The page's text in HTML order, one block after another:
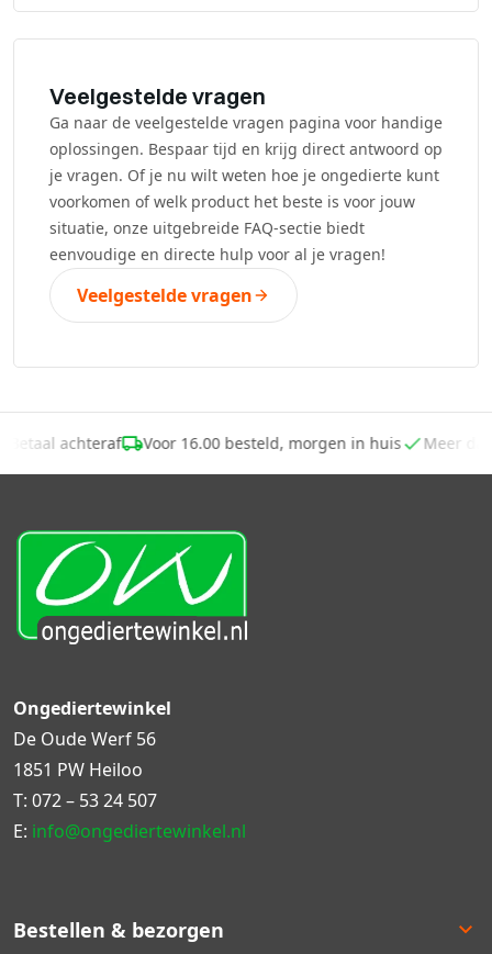
Veelgestelde vragen
Ga naar de veelgestelde vragen pagina voor handige
oplossingen. Bespaar tijd en krijg direct antwoord op
je vragen. Of je nu wilt weten hoe je ongedierte kunt
voorkomen of welk product het beste is voor jouw
situatie, onze uitgebreide FAQ-sectie biedt
eenvoudige en directe hulp voor al je vragen!
Veelgestelde vragen
Betaal achteraf Voor 16.00 besteld, morgen in huis Meer
Bestellen & bezorgen
Ongediertewinkel
De Oude Werf 56
1851 PW Heiloo
T: 072 – 53 24 507
E: info@ongediertewinkel.nl